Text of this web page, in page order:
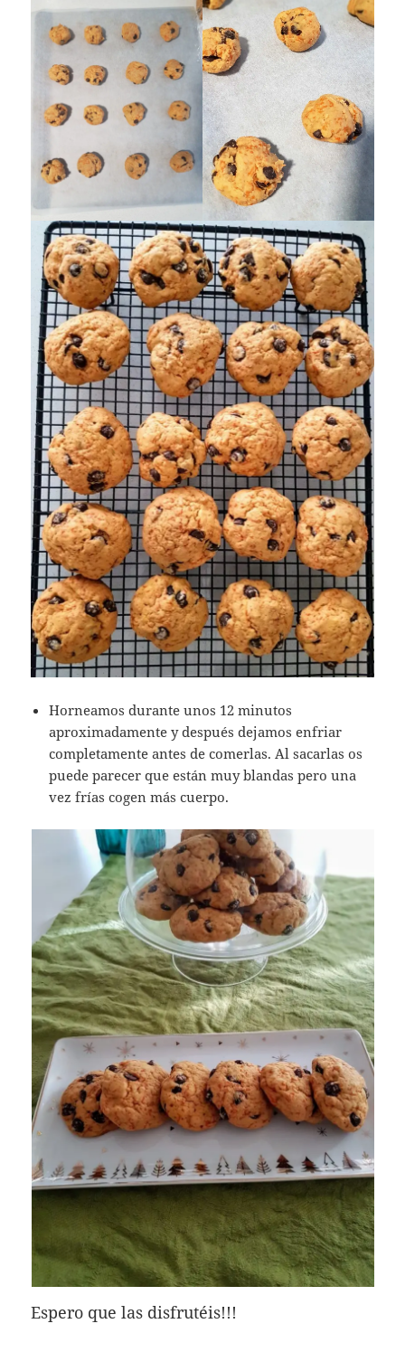
Horneamos durante unos 12 minutos
aproximadamente y después dejamos enfriar
completamente antes de comerlas. Al sacarlas os
puede parecer que están muy blandas pero una
vez frías cogen más cuerpo.
Espero que las disfrutéis!!!